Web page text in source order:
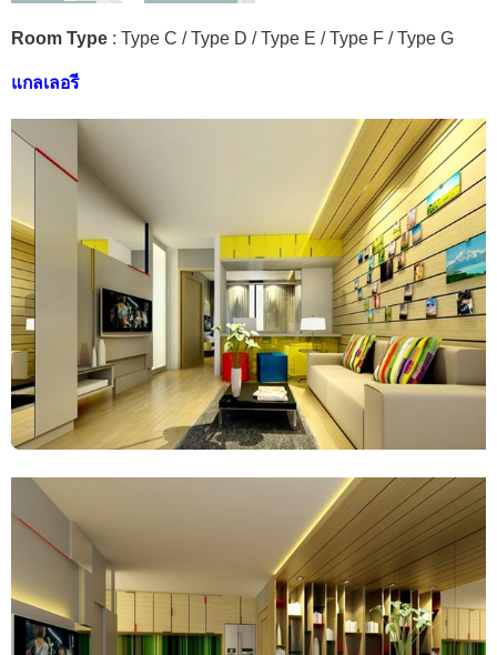
Room Type : Type C / Type D / Type E / Type F / Type G
แกลเลอรี